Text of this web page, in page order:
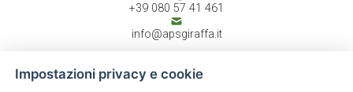
+39 080 57 41 461
info@apsgiraffa.it
Impostazioni privacy e cookie